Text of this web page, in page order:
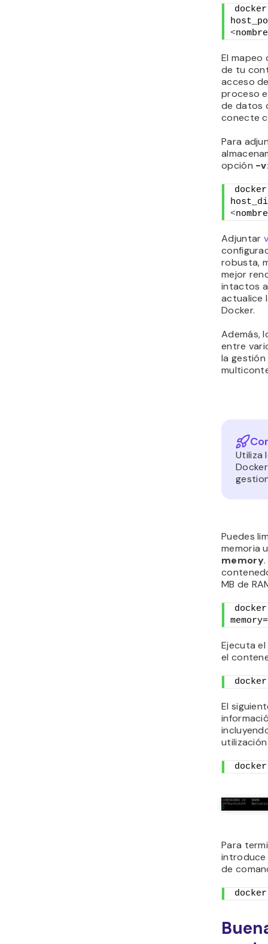
<
El mapeo
de tu
acceso
proceso
de datos
conecte
Para
opción -
<
Adjuntar
robusta,
mejor
intactos
actualice
Docker.
Además,
entre
la
Utiliza
Puedes
memoria
memory
MB de
Ejecuta
el
El
utilización
Para
introduce
de